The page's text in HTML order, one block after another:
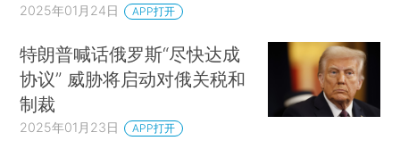
2025年01月24日 APP打开
特朗普喊话俄罗斯“尽快达成
协议” 威胁将启动对俄关税和
制裁
2025年01月23日 APP打开